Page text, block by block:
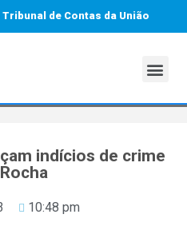
de Contas da União
indícios de crime
10:48 pm